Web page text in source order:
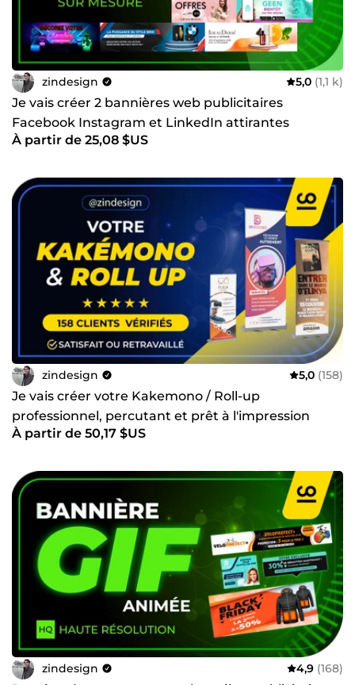
zindesign 5,0 (1,1 k)
Je vais créer 2 bannières web publicitaires
Facebook Instagram et LinkedIn attirantes
À partir de 25,08 $US
zindesign 5,0 (158)
Je vais créer votre Kakemono / Roll-up
professionnel, percutant et prêt à l'impression
À partir de 50,17 $US
zindesign 4,9 (168)